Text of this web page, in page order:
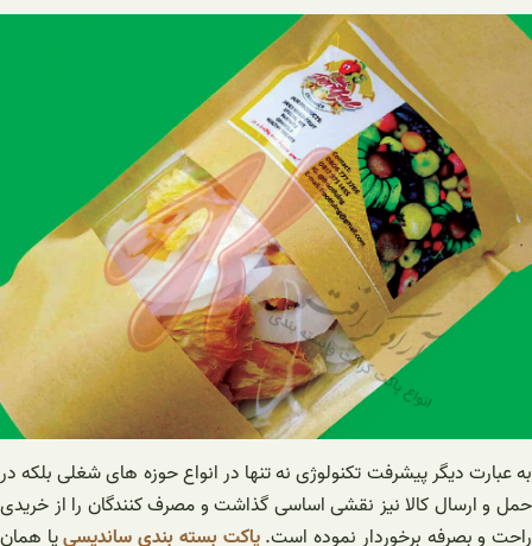
به عبارت دیگر پیشرفت تکنولوژی نه تنها در انواع حوزه های شغلی بلکه در
حمل و ارسال کالا نیز نقشی اساسی گذاشت و مصرف کنندگان را از خریدی
راحت و بصرفه برخوردار نموده است.پاکت بسته بندی ساندیسییا همان